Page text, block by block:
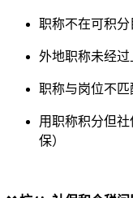
职称不在可积分
外地职称未经过
职称与岗位不匹
用职称积分但
保）